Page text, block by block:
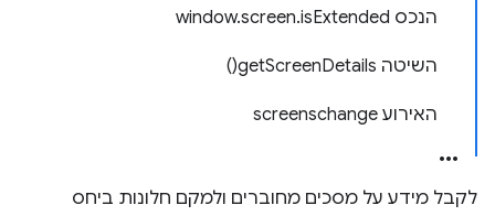
הנכס window.screen.isExtended
השיטה getScreenDetails()
האירוע screenschange
לקבל מידע על מסכים מחוברים ולמקם חלונות ביחס